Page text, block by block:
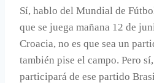
Sí, hablo del Mundial de
que se juega mañana 12 de
Croacia, no es que sea un
también pise el campo. Pero
participará de ese partido